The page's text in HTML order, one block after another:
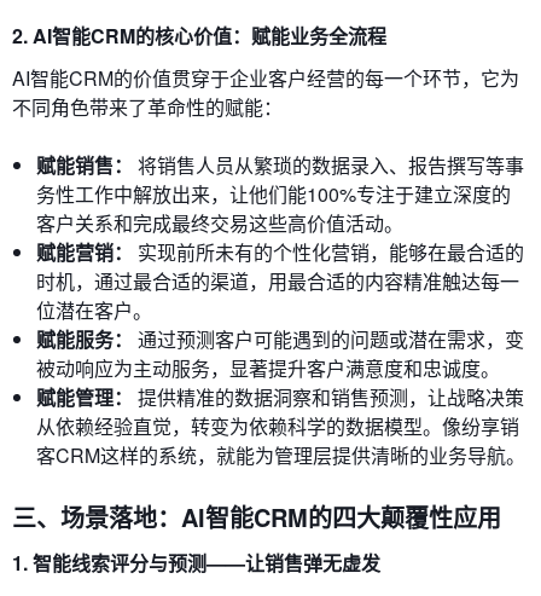
2. AI智能CRM的核心价值：赋能业务全流程
AI智能CRM的价值贯穿于企业客户经营的每一个环节，它为
不同角色带来了革命性的赋能：
赋能销售：
将销售人员从繁琐的数据录入、报告撰写等事
务性工作中解放出来，让他们能100%专注于建立深度的
客户关系和完成最终交易这些高价值活动。
赋能营销：
实现前所未有的个性化营销，能够在最合适的
时机，通过最合适的渠道，用最合适的内容精准触达每一
位潜在客户。
赋能服务：
通过预测客户可能遇到的问题或潜在需求，变
被动响应为主动服务，显著提升客户满意度和忠诚度。
赋能管理：
提供精准的数据洞察和销售预测，让战略决策
从依赖经验直觉，转变为依赖科学的数据模型。像纷享销
客CRM这样的系统，就能为管理层提供清晰的业务导航。
三、场景落地：AI智能CRM的四大颠覆性应用
1. 智能线索评分与预测——让销售弹无虚发